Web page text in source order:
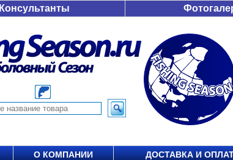
Консультанты
О КОМПАНИИ ДОСТАВКА И